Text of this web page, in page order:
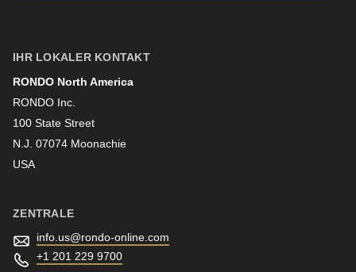
Deprecated
function:
mb_substr():
Passing
null
to
#1
($string)
of
Nachname
IHR LOKALER KONTAKT
RONDO North America
RONDO Inc.
100 State Street
N.J. 07074 Moonachie
USA
ZENTRALE
info.us@rondo-online.com
+1 201 229 9700